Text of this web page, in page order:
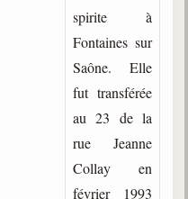
spirite à
Fontaines sur
Saône. Elle
fut transférée
au 23 de la
rue Jeanne
Collay en
février 1993